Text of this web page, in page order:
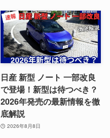
日産 新型 ノート 一部改良
で登場！新型は待つべき？
2026年発売の最新情報を徹
底解説
2026年8月8日